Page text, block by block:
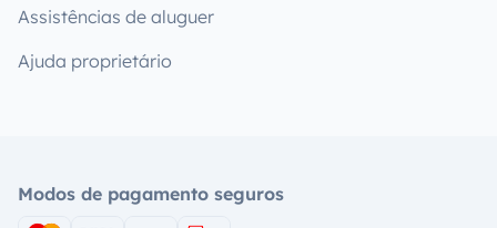
Assistências de aluguer
Ajuda proprietário
Modos de pagamento seguros